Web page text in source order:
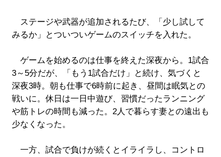
ステージや武器が追加されるたび、「少し試して
みるか」とついついゲームのスイッチを入れた。
ゲームを始めるのは仕事を終えた深夜から。1試合
3～5分だが、「もう1試合だけ」と続け、気づくと
深夜3時。朝も仕事で6時前に起き、昼間は眠気との
戦いに。休日は一日中遊び、習慣だったランニング
や筋トレの時間も減った。2人で暮らす妻との遠出も
少なくなった。
一方、試合で負けが続くとイライラし、コントロ